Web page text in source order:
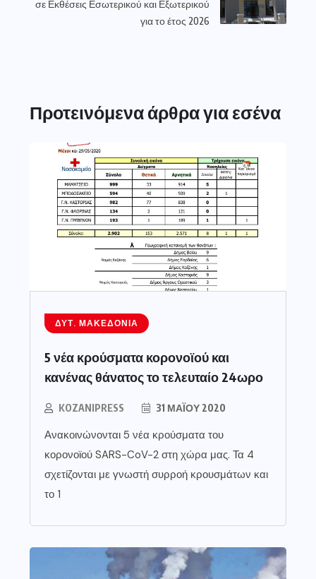
σε Εκθέσεις Εσωτερικού και Εξωτερικού
για το έτος 2026
Προτεινόμενα άρθρα για εσένα
ΔΥΤ. ΜΑΚΕΔΟΝΊΑ
5 νέα κρούσματα κορονοϊού και
κανένας θάνατος το τελευταίο 24ωρο
KOZANIPRESS 31 ΜΑΪ́ΟΥ 2020
Ανακοινώνονται 5 νέα κρούσματα του
κορονοϊού SARS-CoV-2 στη χώρα μας. Τα 4
σχετίζονται με γνωστή συρροή κρουσμάτων και
το 1